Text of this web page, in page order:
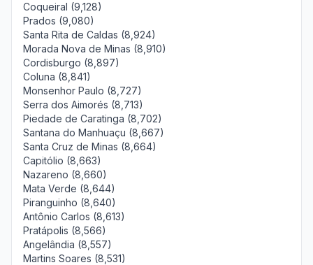
Coqueiral (9,128)
Prados (9,080)
Santa Rita de Caldas (8,924)
Morada Nova de Minas (8,910)
Cordisburgo (8,897)
Coluna (8,841)
Monsenhor Paulo (8,727)
Serra dos Aimorés (8,713)
Piedade de Caratinga (8,702)
Santana do Manhuaçu (8,667)
Santa Cruz de Minas (8,664)
Capitólio (8,663)
Nazareno (8,660)
Mata Verde (8,644)
Piranguinho (8,640)
Antônio Carlos (8,613)
Pratápolis (8,566)
Angelândia (8,557)
Martins Soares (8,531)